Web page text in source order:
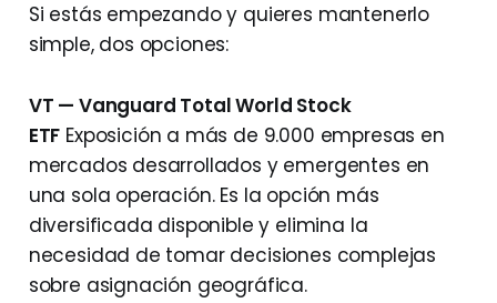
Si estás empezando y quieres mantenerlo
simple, dos opciones:
VT — Vanguard Total World Stock
ETF Exposición a más de 9.000 empresas en
mercados desarrollados y emergentes en
una sola operación. Es la opción más
diversificada disponible y elimina la
necesidad de tomar decisiones complejas
sobre asignación geográfica.